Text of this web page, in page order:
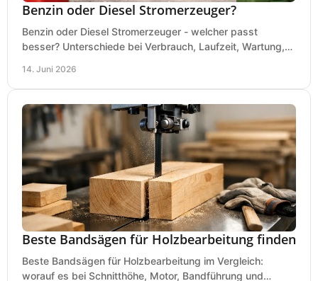
Benzin oder Diesel Stromerzeuger?
Benzin oder Diesel Stromerzeuger - welcher passt
besser? Unterschiede bei Verbrauch, Laufzeit, Wartung,
14. Juni 2026
Beste Bandsägen für Holzbearbeitung finden
Beste Bandsägen für Holzbearbeitung im Vergleich:
worauf es bei Schnitthöhe, Motor, Bandführung und